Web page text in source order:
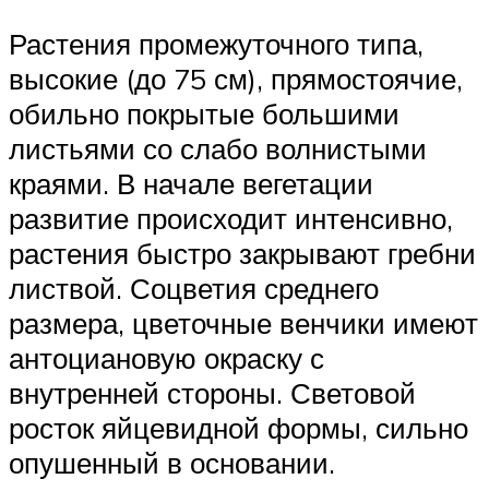
Растения промежуточного типа,
высокие (до 75 см), прямостоячие,
обильно покрытые большими
листьями со слабо волнистыми
краями. В начале вегетации
развитие происходит интенсивно,
растения быстро закрывают гребни
листвой. Соцветия среднего
размера, цветочные венчики имеют
антоциановую окраску с
внутренней стороны. Световой
росток яйцевидной формы, сильно
опушенный в основании.